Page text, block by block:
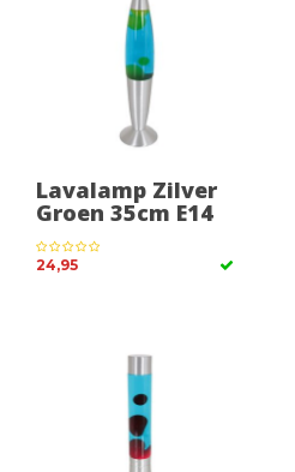
Lavalamp Zilver
Groen 35cm E14
24,95